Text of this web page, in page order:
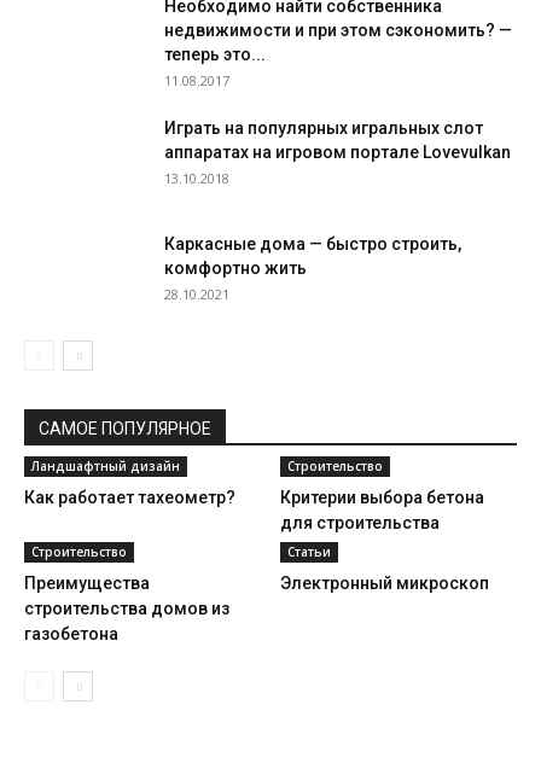
Необходимо найти собственника
недвижимости и при этом сэкономить? —
теперь это...
11.08.2017
Играть на популярных игральных слот
аппаратах на игровом портале Lovevulkan
13.10.2018
Каркасные дома — быстро строить,
комфортно жить
28.10.2021
САМОЕ ПОПУЛЯРНОЕ
Ландшафтный дизайн
Как работает тахеометр?
Строительство
Критерии выбора бетона
для строительства
Строительство
Преимущества
строительства домов из
газобетона
Статьи
Электронный микроскоп